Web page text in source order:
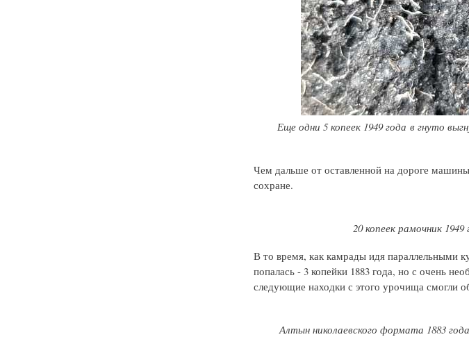
Еще одни 5 копеек 1949 года в гнуто
Чем дальше от оставленной на дороге
сохране.
20 копеек рамочник
В то время, как камрады идя параллельными
попалась - 3 копейки 1883 года, но с очень
следующие находки с этого урочища смогли
Алтын николаевского формата 1883